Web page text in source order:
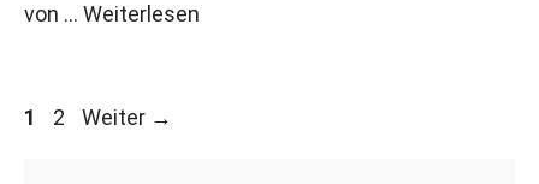
von … Weiterlesen
Seite
1 Seite
2 Weiter →